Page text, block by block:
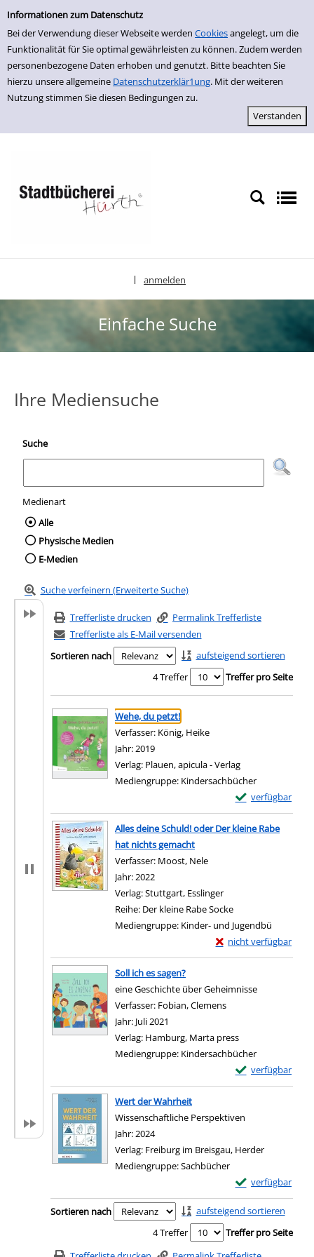
Einfache Suche
Informationen zum Datenschutz
Bei der Verwendung dieser Webseite werden Cookiesangelegt, um die
Funktionalität für Sie optimal gewährleisten zu können. Zudem werden
personenbezogene Daten erhoben und genutzt. Bitte beachten Sie
hierzu unsere allgemeine Datenschutzerklär1ung. Mit der weiteren
Nutzung stimmen Sie diesen Bedingungen zu.
zur Navigation springen
zum Inhalt springen
Zu den Suchfiltern springen
Zur Trefferliste springen
anmelden
Einfache Suche
Ihre Mediensuche
Suche
Medienart
Wählen Sie die Medienart nach der Sie
Alle
Physische Medien
E-Medien
Suche verfeinern (Erweiterte Suche)
Trefferliste drucken
Permalink Trefferliste
Trefferliste als E-Mail versenden
Sortieren nach
aufsteigend sortieren
4 Treffer
Treffer pro Seite
Suchergebnis
Zu den Suchfiltern springen
Wehe, du petzt!
Verfasser: König, Heike
Jahr:2019
Verlag: Plauen, apicula - Verlag
Mediengruppe: Kindersachbücher
verfügbar
Exemplar-Details
Zum Download
Alles deine Schuld! oder Der kleine Rabe
hat nichts gemacht
Verfasser: Moost, Nele
Jahr:2022
Verlag:Stuttgart, Esslinger
Reihe: Der kleine Rabe Socke
Mediengruppe: Kinder- und Jugendbü
nicht verfügbar
Exemplar-Details von
Zum Download von
Soll ich es sagen?
eine Geschichte über Geheimnisse
Verfasser: Fobian, Clemens
Jahr: Juli 2021
Verlag: Hamburg, Marta press
Mediengruppe: Kindersachbücher
verfügbar
Exemplar-Details
Zum Download
Wert der Wahrheit
Wissenschaftliche Perspektiven
Suche nach diesem Verfasser
Jahr:2024
Verlag: Freiburg im Breisgau, Herder
Mediengruppe:Sachbücher
verfügbar
Exemplar-
Zum Download
Zu den Suchfiltern springen
Sortieren nach
aufsteigend sortieren
4 Treffer
Treffer pro Seite